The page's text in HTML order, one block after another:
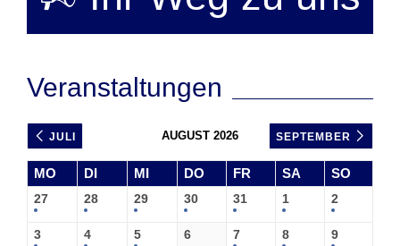
Veranstaltungen
JULI AUGUST 2026 SEPTEMBER
MO DI MI DO FR SA SO
27 28 29 30 31 1 2
3 4 5 6 7 8 9